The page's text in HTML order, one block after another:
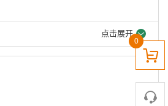
点击展开
0